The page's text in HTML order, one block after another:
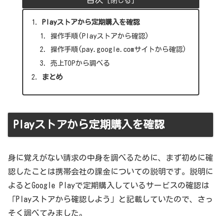
Playストアから定期購入を確認
操作手順(Playストアから確認)
操作手順(pay.google.comサイトから確認)
売上TOPから調べる
まとめ
Playストアから定期購入を確認
身に覚えがない請求の中身を調べるために、まず初めに確
認したことは携帯会社の課金についての説明です。説明に
よるとGoogle Playで定期購入しているサービスの確認は
「Playストアから確認しよう」と記載していたので、さっ
そく調べてみました。